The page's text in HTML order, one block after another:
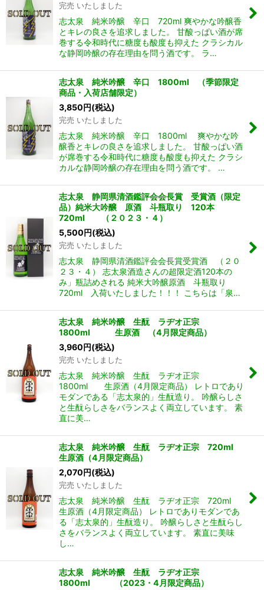
完売 いたしました
志太泉 純米吟醸 辛口 720ml 爽やかな吟醸香
とキレの良さを追求しました。 甘酸っぱい酒が席
巻する令和時代に糖度も酸度も抑えた クラシカル
な静岡吟醸の存在理由を問う酒です。 ラ…
志太泉 純米吟醸 辛口 1800ml （季節限定
商品・入荷店舗限定）
3,850円(税込)
完売 いたしました
志太泉 純米吟醸 辛口 1800ml 爽やかな吟
醸香とキレの良さを追求しました。 甘酸っぱい酒
が席巻する令和時代に糖度も酸度も抑えた クラシ
カルな静岡吟醸の存在理由を問う酒です。 …
志太泉 静岡県清酒鑑評会会長賞 受賞酒（限定
品）純米大吟醸 原酒 斗瓶取り 120本
720ml （２０２３・４）
5,500円(税込)
完売 いたしました
志太泉 静岡県清酒鑑評会会長賞受賞酒 （２０
２３・４） 志太泉酒造さんの超限定酒120本の
み」瓶詰めされる 純米大吟醸原酒 斗瓶取り
720ml 入荷いたしました！！！ こちらは「泉…
志太泉 純米吟醸 生酛 ラヂオ正宗
1800ml 生原酒 （4月限定商品）
3,960円(税込)
完売 いたしました
志太泉 純米吟醸 生酛 ラヂオ正宗
1800ml 生原酒（4月限定商品） レトロであり
モダンである「志太泉的」生酛造り。 吟醸らしさ
と生酛らしさをバランスよく両立しています。 素
直に美…
志太泉 純米吟醸 生酛 ラヂオ正宗 720ml
生原酒（4月限定商品）
2,070円(税込)
完売 いたしました
志太泉 純米吟醸 生酛 ラヂオ正宗 720ml
生原酒（4月限定商品） レトロでありモダンであ
る「志太泉的」生酛造り。 吟醸らしさと生酛らし
さをバランスよく両立しています。 素直に美味
し…
志太泉 純米吟醸 生酛 ラヂオ正宗
1800ml （2023・4月限定商品）